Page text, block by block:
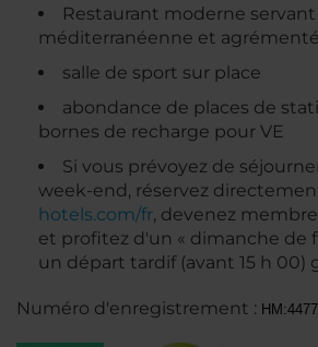
Restaurant moderne
méditerranéenne et
salle de sport sur place
abondance de places de
bornes de recharge pour VE
Si vous prévoyez de
week-end, réservez
hotels.com/fr, devenez
et profitez d'un « dimanche de
un départ tardif (avant 15 h 00)
Numéro d'enregistrement : HM:4477